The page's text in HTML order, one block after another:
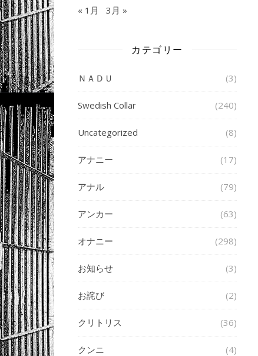
« 1月 3月 »
カテゴリー
ＮＡＤＵ (3)
Swedish Collar (240)
Uncategorized (8)
アナニー (17)
アナル (79)
アンカー (63)
オナニー (298)
お知らせ (3)
お詫び (2)
クリトリス (36)
クンニ (4)